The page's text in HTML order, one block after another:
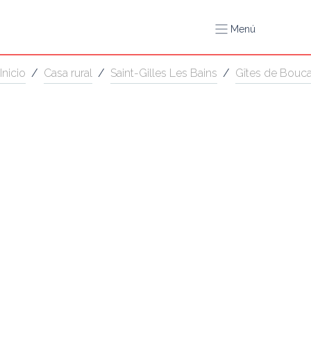
Menú
Inicio / Casa rural / Saint-Gilles Les Bains / Gîtes de